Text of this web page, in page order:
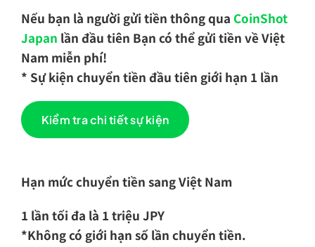
Nếu bạn là người gửi tiền thông qua CoinShot
Japan lần đầu tiên Bạn có thể gửi tiền về Việt
Nam miễn phí!
* Sự kiện chuyển tiền đầu tiên giới hạn 1 lần
Kiểm tra chi tiết sự kiện
Hạn mức chuyển tiền sang Việt Nam
1 lần tối đa là 1 triệu JPY
*Không có giới hạn số lần chuyển tiền.